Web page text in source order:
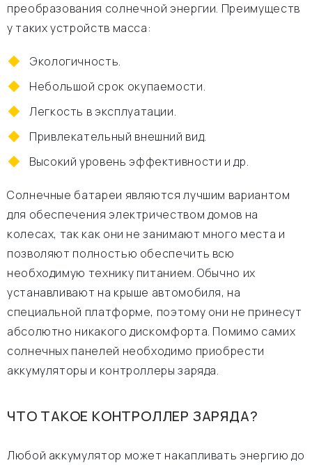
преобразования солнечной энергии. Преимуществ
у таких устройств масса:
Экологичность.
Небольшой срок окупаемости.
Легкость в эксплуатации.
Привлекательный внешний вид.
Высокий уровень эффективности и др.
Солнечные батареи являются лучшим вариантом
для обеспечения электричеством домов на
колесах, так как они не занимают много места и
позволяют полностью обеспечить всю
необходимую технику питанием. Обычно их
устанавливают на крыше автомобиля, на
специальной платформе, поэтому они не принесут
абсолютно никакого дискомфорта. Помимо самих
солнечных панелей необходимо приобрести
аккумуляторы и контроллеры заряда.
ЧТО ТАКОЕ КОНТРОЛЛЕР ЗАРЯДА?
Любой аккумулятор может накапливать энергию до